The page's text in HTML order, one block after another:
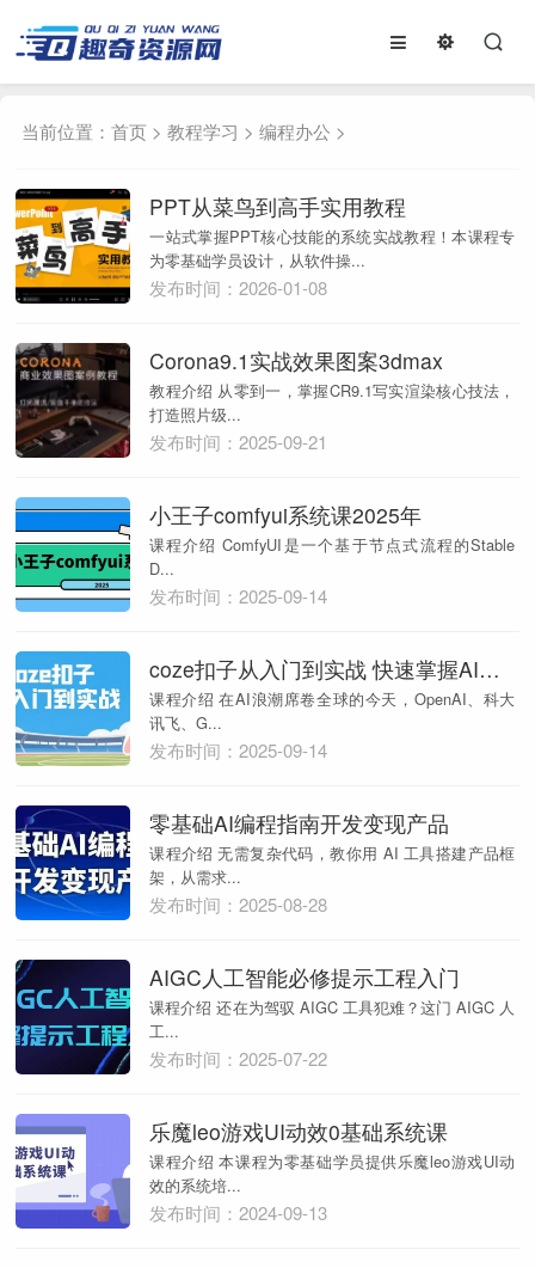
当前位置：首页 >教程学习 >编程办公 >
PPT从菜鸟到高手实用教程
一站式掌握PPT核心技能的系统实战教程！本课程专
为零基础学员设计，从软件操...
发布时间：2026-01-08
Corona9.1实战效果图案3dmax
教程介绍 从零到一，掌握CR9.1写实渲染核心技法，
打造照片级...
发布时间：2025-09-21
小王子comfyui系统课2025年
课程介绍 ComfyUI是一个基于节点式流程的Stable
D...
发布时间：2025-09-14
coze扣子从入门到实战 快速掌握AI工作流搭建
课程介绍 在AI浪潮席卷全球的今天，OpenAI、科大
讯飞、G...
发布时间：2025-09-14
零基础AI编程指南开发变现产品
课程介绍 无需复杂代码，教你用 AI 工具搭建产品框
架，从需求...
发布时间：2025-08-28
AIGC人工智能必修提示工程入门
课程介绍 还在为驾驭 AIGC 工具犯难？这门 AIGC 人
工...
发布时间：2025-07-22
乐魔leo游戏UI动效0基础系统课
课程介绍 本课程为零基础学员提供乐魔leo游戏UI动
效的系统培...
发布时间：2024-09-13